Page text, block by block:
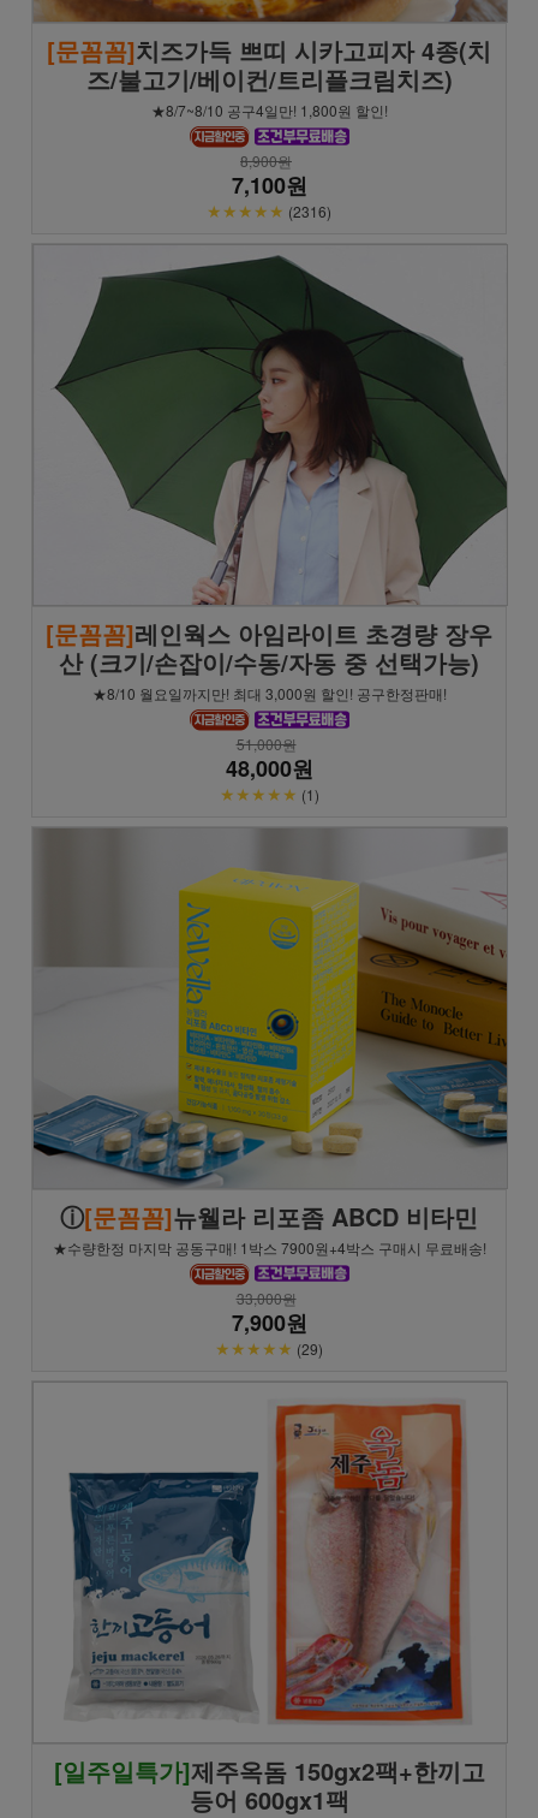
[문꼼꼼]치즈가득 쁘띠 시카고피자 4종(치
즈/불고기/베이컨/트리플크림치즈)
★8/7~8/10 공구4일만! 1,800원 할인!
8,900원
7,100원
★★★★★ (2316)
[문꼼꼼]레인웍스 아임라이트 초경량 장우
산 (크기/손잡이/수동/자동 중 선택가능)
★8/10 월요일까지만! 최대 3,000원 할인! 공구한정판매!
51,000원
48,000원
★★★★★ (1)
ⓘ[문꼼꼼]뉴웰라 리포좀 ABCD 비타민
★수량한정 마지막 공동구매! 1박스 7900원+4박스 구매시 무료배송!
33,000원
7,900원
★★★★★ (29)
[일주일특가]제주옥돔 150gx2팩+한끼고
등어 600gx1팩